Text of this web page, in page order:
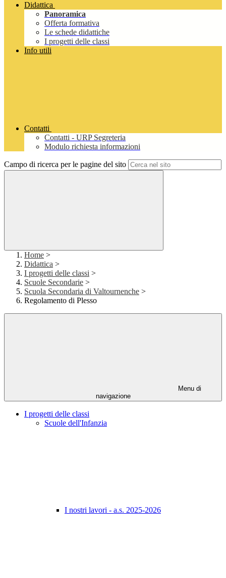
Didattica
Panoramica
Offerta formativa
Le schede didattiche
I progetti delle classi
Info utili
Contatti
Contatti - URP Segreteria
Modulo richiesta informazioni
Campo di ricerca per le pagine del sito
Home >
Didattica >
I progetti delle classi >
Scuole Secondarie >
Scuola Secondaria di Valtournenche >
Regolamento di Plesso
Menu di
navigazione
I progetti delle classi
Scuole dell'Infanzia
I nostri lavori - a.s. 2025-2026